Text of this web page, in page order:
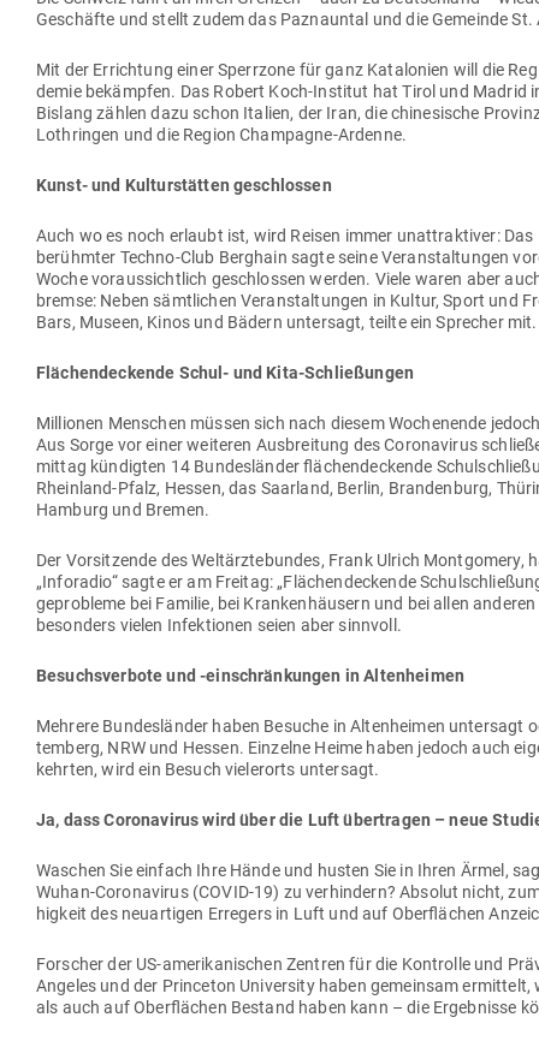
Geschäfte und stellt zudem das Paz­nauntal und die Gemeinde
Mit der Errichtung einer Sperrzone für ganz Kata­lonien will die
demie bekämpfen. Das Robert Koch-Institut hat Tirol und
Bislang zählen dazu schon Italien, der Iran, die chi­ne­sische
Loth­ringen und die Region Champagne-Ardenne.
Kunst- und Kul­tur­stätten geschlossen
Auch wo es noch erlaubt ist, wird Reisen immer unat­trak­tiver:
berühmter Techno-Club Berghain sagte seine Ver­an­stal­tungen
Woche vor­aus­sichtlich geschlossen werden. Viele waren aber
bremse: Neben sämt­lichen Ver­an­stal­tungen in Kultur, Sport und
Bars, Museen, Kinos und Bädern untersagt, teilte ein Sprecher mit.
Flä­chen­de­ckende Schul- und Kita-Schließungen
Mil­lionen Men­schen müssen sich nach diesem Wochenende
Aus Sorge vor einer wei­teren Aus­breitung des Coro­na­virus
mittag kün­digten 14 Bun­des­länder flä­chen­de­ckende
Rheinland-Pfalz, Hessen, das Saarland, Berlin, Bran­denburg,
Hamburg und Bremen.
Der Vor­sit­zende des Welt­ärz­te­bundes, Frank Ulrich
„Inforadio“ sagte er am Freitag: „Flä­chen­de­ckende
ge­pro­bleme bei Familie, bei Kran­ken­häusern und bei allen
besonders vielen Infek­tionen seien aber sinnvoll.
Besuchs­verbote und ‑ein­schrän­kungen in Altenheimen
Mehrere Bun­des­länder haben Besuche in Alten­heimen
temberg, NRW und Hessen. Ein­zelne Heime haben jedoch auch
kehrten, wird ein Besuch vie­lerorts untersagt.
Ja, dass Coro­na­virus wird über die Luft über­tragen – neue
Waschen Sie einfach Ihre Hände und husten Sie in Ihren Ärmel,
Wuhan-Coro­na­virus (COVID-19) zu ver­hindern? Absolut nicht,
higkeit des neu­ar­tigen Erregers in Luft und auf Ober­flächen
For­scher der US-ame­ri­ka­ni­schen Zentren für die Kon­trolle und
Angeles und der Princeton Uni­versity haben gemeinsam
als auch auf Ober­flächen Bestand haben kann – die Ergeb­nisse